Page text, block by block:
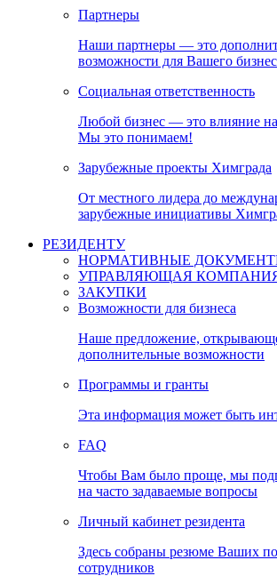
Партнеры
Наши партнеры — это
возможности для Вашего
Социальная ответственность
Любой бизнес — это влияние
Мы это понимаем!
Зарубежные проекты Химграда
От местного лидера до
зарубежные инициативы
РЕЗИДЕНТУ
НОРМАТИВНЫЕ
УПРАВЛЯЮЩАЯ
ЗАКУПКИ
Возможности для бизнеса
Наше предложение,
дополнительные возможности
Программы и гранты
Эта информация может быть
FAQ
Чтобы Вам было проще, мы
на часто задаваемые вопросы
Личный кабинет резидента
Здесь собраны резюме Ваших
сотрудников